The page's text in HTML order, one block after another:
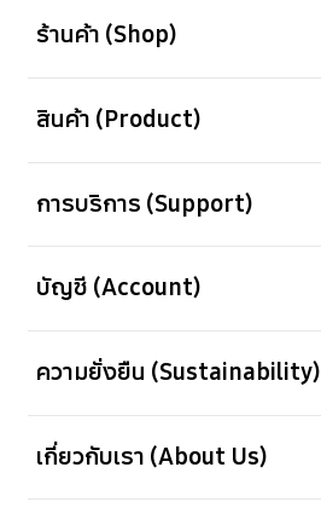
ร้านค้า (Shop)
สินค้า (Product)
การบริการ (Support)
บัญชี (Account)
ความยั่งยืน (Sustainability)
เกี่ยวกับเรา (About Us)